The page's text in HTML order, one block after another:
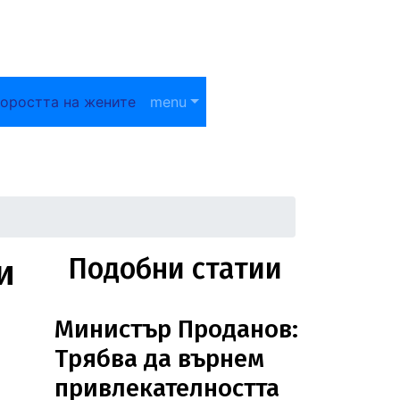
на жените menu
Подобни статии
Министър Проданов:
Трябва да върнем
привлекателността